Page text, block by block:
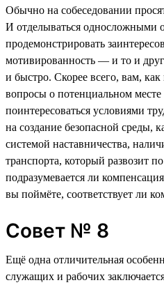
Обычно на собеседовании
И отделываться односложными
продемонстрировать
мотивированность — и то и
и быстро. Скорее всего, вам, как
вопросы о потенциальном
поинтересоваться условиями
на создание безопасной среды,
системой наставничества,
транспорта, который развозит
подразумевается ли
вы поймёте, соответствует ли
Совет № 8
Ещё одна отличительная
служащих и рабочих